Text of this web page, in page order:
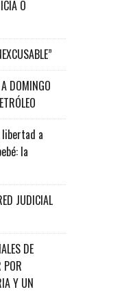
O
DOMINGO
libertad a
la
JUDICIAL
DE
POR
Y UN